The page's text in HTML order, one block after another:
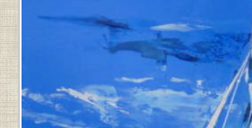
PAR
DERNIÈRE
À
JOUR